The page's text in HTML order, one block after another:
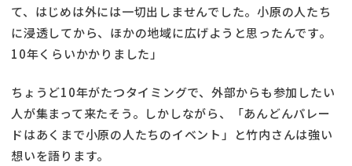
て、はじめは外には一切出しませんでした。小原の人たち
に浸透してから、ほかの地域に広げようと思ったんです。
10年くらいかかりました」
ちょうど10年がたつタイミングで、外部からも参加したい
人が集まって来たそう。しかしながら、「あんどんパレー
ドはあくまで小原の人たちのイベント」と竹内さんは強い
想いを語ります。